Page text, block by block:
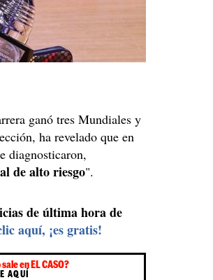
ganó tres Mundiales y
ha revelado que en
diagnosticaron,
de alto riesgo".
de última hora de
aquí, ¡es gratis!
en EL CASO?
AQUÍ